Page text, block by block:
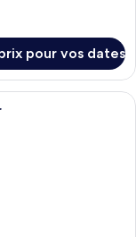
pour vos dates
d’hôtel moderne